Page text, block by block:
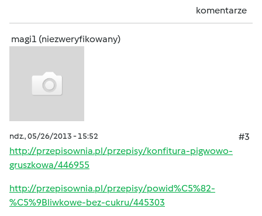
komentarze
magi1 (niezweryfikowany)
ndz., 05/26/2013 - 15:52
#3
http://przepisownia.pl/przepisy/konfitura-pigwowo-
gruszkowa/446955
http://przepisownia.pl/przepisy/powid%C5%82-
%C5%9Bliwkowe-bez-cukru/445303